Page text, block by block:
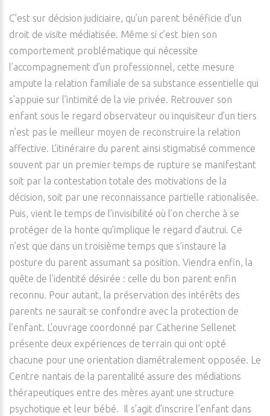
C’est sur décision judiciaire, qu’un parent bénéficie d’un
droit de visite médiatisée. Même si c’est bien son
comportement problématique qui nécessite
l’accompagnement d’un professionnel, cette mesure
ampute la relation familiale de sa substance essentielle qui
s’appuie sur l’intimité de la vie privée. Retrouver son
enfant sous le regard observateur ou inquisiteur d’un tiers
n’est pas le meilleur moyen de reconstruire la relation
affective. L’itinéraire du parent ainsi stigmatisé commence
souvent par un premier temps de rupture se manifestant
soit par la contestation totale des motivations de la
décision, soit par une reconnaissance partielle rationalisée.
Puis, vient le temps de l’invisibilité où l’on cherche à se
protéger de la honte qu’implique le regard d’autrui. Ce
n’est que dans un troisième temps que s’instaure la
posture du parent assumant sa position. Viendra enfin, la
quête de l’identité désirée : celle du bon parent enfin
reconnu. Pour autant, la préservation des intérêts des
parents ne saurait se confondre avec la protection de
l’enfant. L’ouvrage coordonné par Catherine Sellenet
présente deux expériences de terrain qui ont opté
chacune pour une orientation diamétralement opposée. Le
Centre nantais de la parentalité assure des médiations
thérapeutiques entre des mères ayant une structure
psychotique et leur bébé. Il s’agit d’inscrire l’enfant dans